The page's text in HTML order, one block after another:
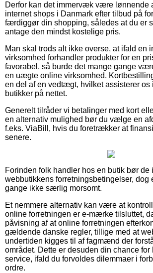
Derfor kan det immervæk være lønnende
internet shops i Danmark efter tilbud på
færdiggør din shopping, således at du er
antage den mindst kostelige pris.
Man skal trods alt ikke overse, at ifald en
virksomhed forhandler produkter for en
favorabel, så burde det mange gange
en uægte online virksomhed.
en del af en vedtægt, hvilket assisterer os
butikker på nettet.
Generelt tilråder vi betalinger med kort
en alternativ mulighed bør du vælge en
f.eks. ViaBill, hvis du foretrækker at
senere.
Forinden folk handler hos en butik bør de
webbutikkens forretningsbetingelser, dog
gange ikke særlig morsomt.
Et nemmere alternativ kan være at
online forretningen er e-mærke tilsluttet,
påvisning af at online forretningen
gældende danske regler, tillige med at
undertiden kigges til af fagmænd der
området. Dette er desuden din chance
service, ifald du forvoldes dilemmaer i
ordre.